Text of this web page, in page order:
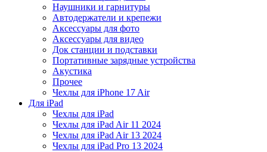
Наушники и гарнитуры
Автодержатели и крепежи
Аксессуары для фото
Аксессуары для видео
Док станции и подставки
Портативные зарядные устройства
Акустика
Прочее
Чехлы для iPhone 17 Air
Для iPad
Чехлы для iPad
Чехлы для iPad Air 11 2024
Чехлы для iPad Air 13 2024
Чехлы для iPad Pro 13 2024